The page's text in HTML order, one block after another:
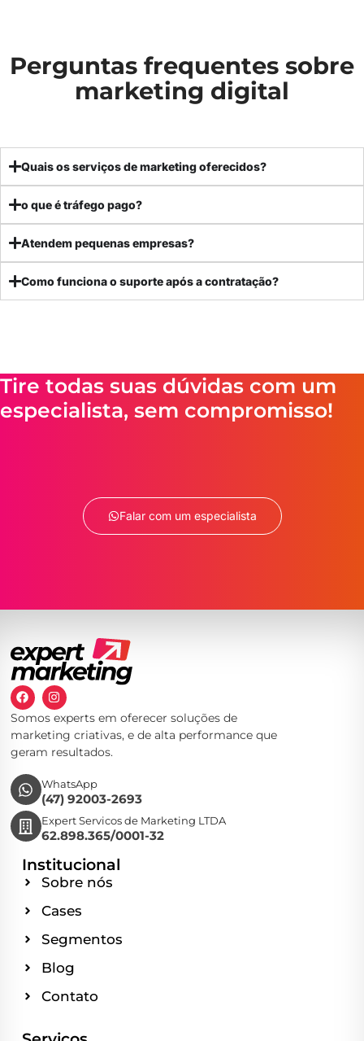
Perguntas frequentes sobre
marketing digital
Quais os serviços de marketing oferecidos?
o que é tráfego pago?
Atendem pequenas empresas?
Como funciona o suporte após a contratação?
Tire todas suas dúvidas com um
especialista, sem compromisso!
Falar com um especialista
Somos experts em oferecer soluções de
marketing criativas, e de alta performance que
geram resultados.
WhatsApp
(47) 92003-2693
Expert Servicos de Marketing LTDA
62.898.365/0001-32
Institucional
Sobre nós
Cases
Segmentos
Blog
Contato